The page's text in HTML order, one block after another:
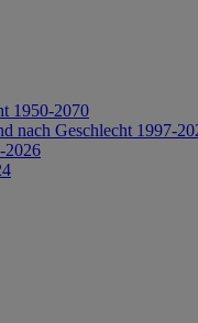
1950-2070
nach Geschlecht 1997-
2026